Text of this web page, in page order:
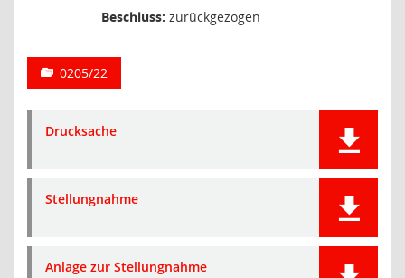
Beschluss: zurückgezogen
0205/22
Drucksache
Stellungnahme
Anlage zur Stellungnahme